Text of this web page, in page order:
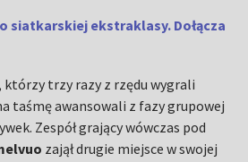
siatkarskiej ekstraklasy. Dołącza
trzy razy z rzędu wygrali
taśmę awansowali z fazy grupowej
Zespół grający wówczas pod
zajął drugie miejsce w swojej